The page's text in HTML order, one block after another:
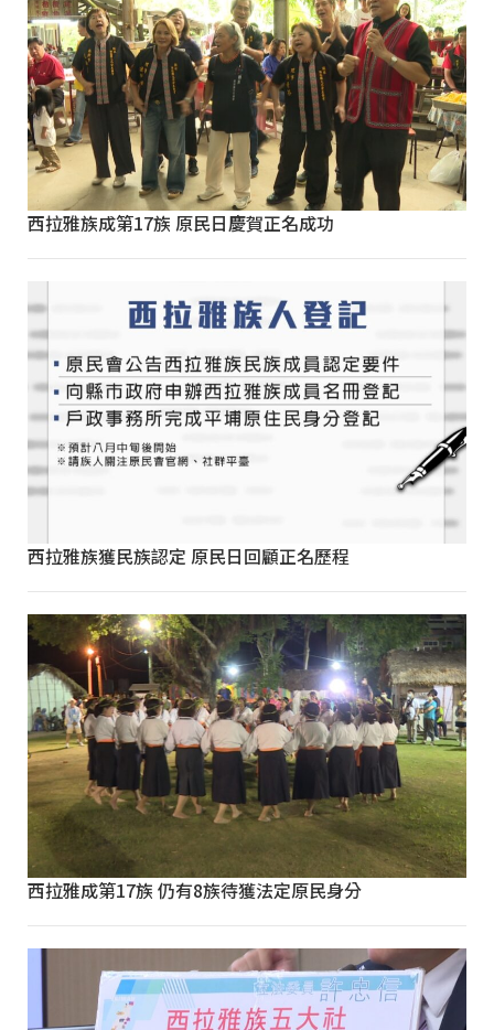
西拉雅族成第17族 原民日慶賀正名成功
西拉雅族獲民族認定 原民日回顧正名歷程
西拉雅成第17族 仍有8族待獲法定原民身分